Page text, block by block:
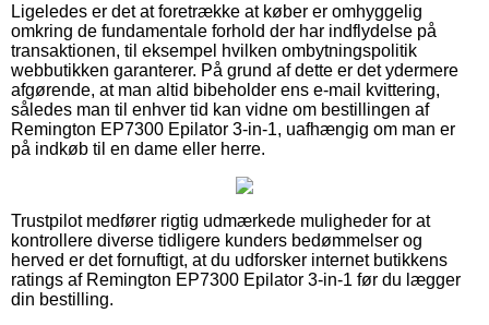
Ligeledes er det at foretrække at køber er omhyggelig
omkring de fundamentale forhold der har indflydelse på
transaktionen, til eksempel hvilken ombytningspolitik
webbutikken garanterer. På grund af dette er det ydermere
afgørende, at man altid bibeholder ens e-mail kvittering,
således man til enhver tid kan vidne om bestillingen af
Remington EP7300 Epilator 3-in-1, uafhængig om man er
på indkøb til en dame eller herre.
Trustpilot medfører rigtig udmærkede muligheder for at
kontrollere diverse tidligere kunders bedømmelser og
herved er det fornuftigt, at du udforsker internet butikkens
ratings af Remington EP7300 Epilator 3-in-1 før du lægger
din bestilling.